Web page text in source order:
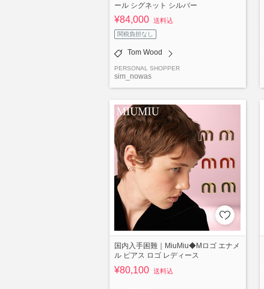
ール シグネット シルバー
¥84,000 送料込
関税負担なし
Tom Wood
PERSONAL SHOPPER
sim_nowas
国内入手困難｜MiuMiu◆Mロゴ エナメ
ル ピアス ロゴ レディース
¥80,100 送料込